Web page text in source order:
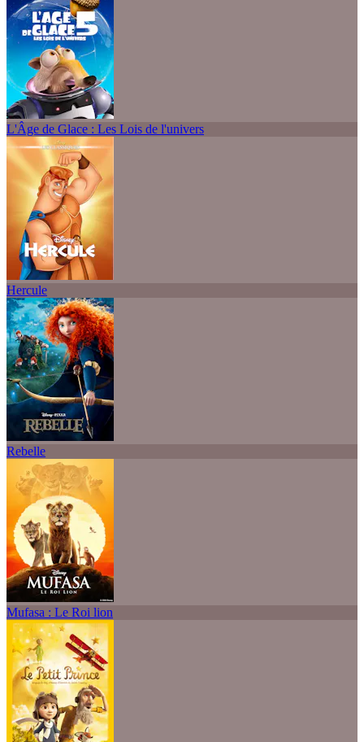
L'Âge de Glace : Les Lois de l'univers
Hercule
Rebelle
Mufasa : Le Roi lion